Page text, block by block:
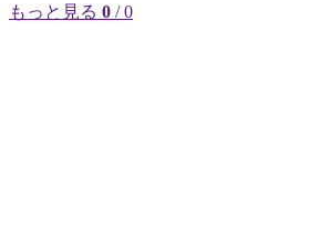
もっと見る 0 / 0